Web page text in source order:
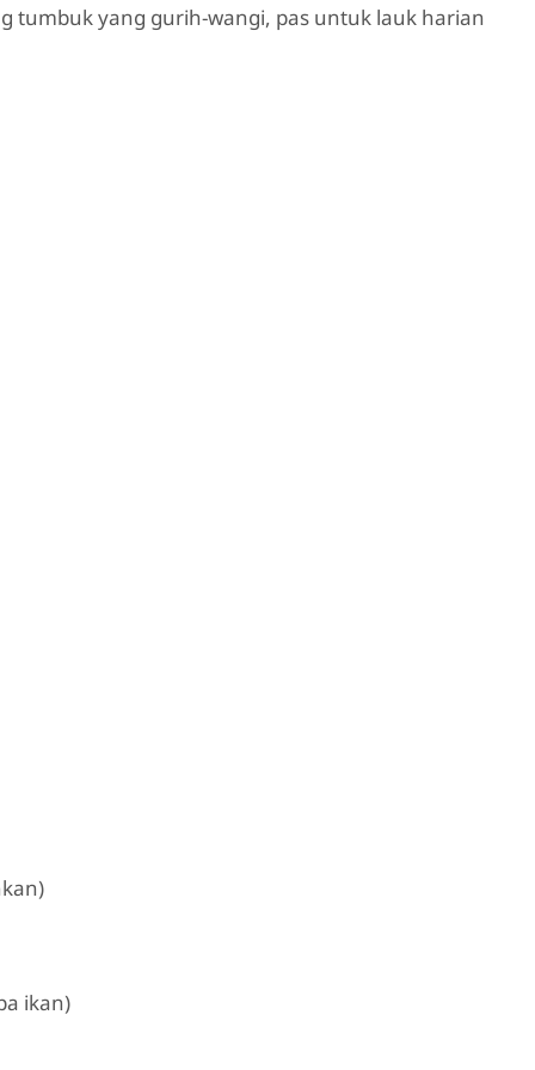
tumbuk yang gurih-wangi, pas untuk lauk harian
ikan)